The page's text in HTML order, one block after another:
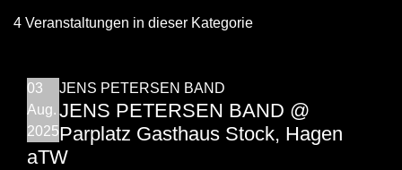
4 Veranstaltungen in dieser Kategorie
03
Aug.
2025
JENS PETERSEN BAND
JENS PETERSEN BAND @
Parplatz Gasthaus Stock, Hagen
aTW